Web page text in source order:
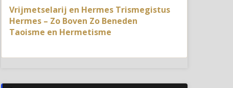
Vrijmetselarij en Hermes Trismegistus
Hermes – Zo Boven Zo Beneden
Taoisme en Hermetisme